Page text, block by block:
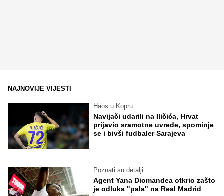
NAJNOVIJE VIJESTI
Haos u Kopru
Navijači udarili na Iličića, Hrvat
prijavio sramotne uvrede, spominje
se i bivši fudbaler Sarajeva
Poznati su detalji
Agent Yana Diomandea otkrio zašto
je odluka "pala" na Real Madrid